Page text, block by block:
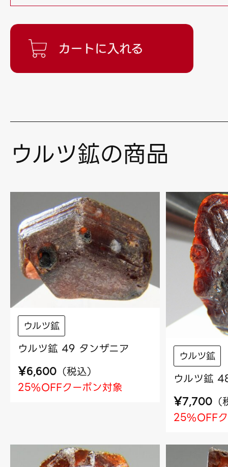
ウルツ鉱の商品
ウルツ鉱
ウルツ鉱 49 タンザニア
¥6,600 （税込）
25%OFFクーポン対象
ウルツ鉱
ウルツ鉱
¥7,700 （
25%OFF